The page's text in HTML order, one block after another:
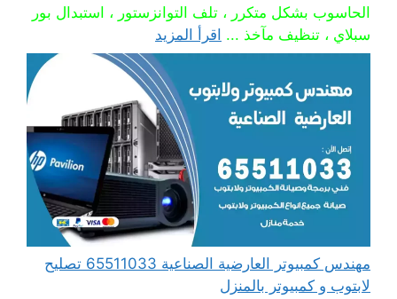
الحاسوب بشكل متكرر ، تلف التوانزستور ، استبدال بور
سبلاي ، تنظيف مآخذ ... اقرأ المزيد
مهندس كمبيوتر العارضية الصناعية 65511033 تصليح
لابتوب و كمبيوتر بالمنزل